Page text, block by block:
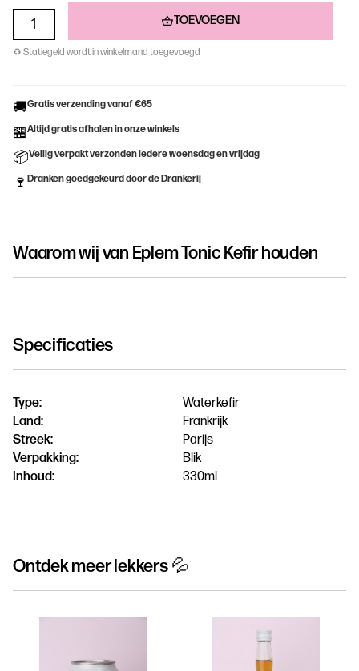
TOEVOEGEN
♻ Statiegeld wordt in winkelmand toegevoegd
🚚Gratis verzending vanaf €65
🏪Altijd gratis afhalen in onze winkels
📦Veilig verpakt verzonden iedere woensdag en vrijdag
🍷 Dranken goedgekeurd door de Drankerij
Waarom wij van Eplem Tonic Kefirhouden
Specificaties
Type:
Waterkefir
Land:
Frankrijk
Streek:
Parijs
Verpakking:
Blik
Inhoud:
330ml
Ontdek meer lekkers 💦